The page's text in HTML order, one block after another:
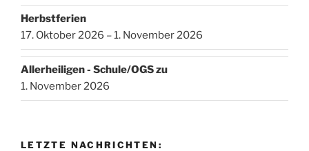
Herbstferien
17. Oktober 2026 – 1. November 2026
Allerheiligen - Schule/OGS zu
1. November 2026
LETZTE NACHRICHTEN: